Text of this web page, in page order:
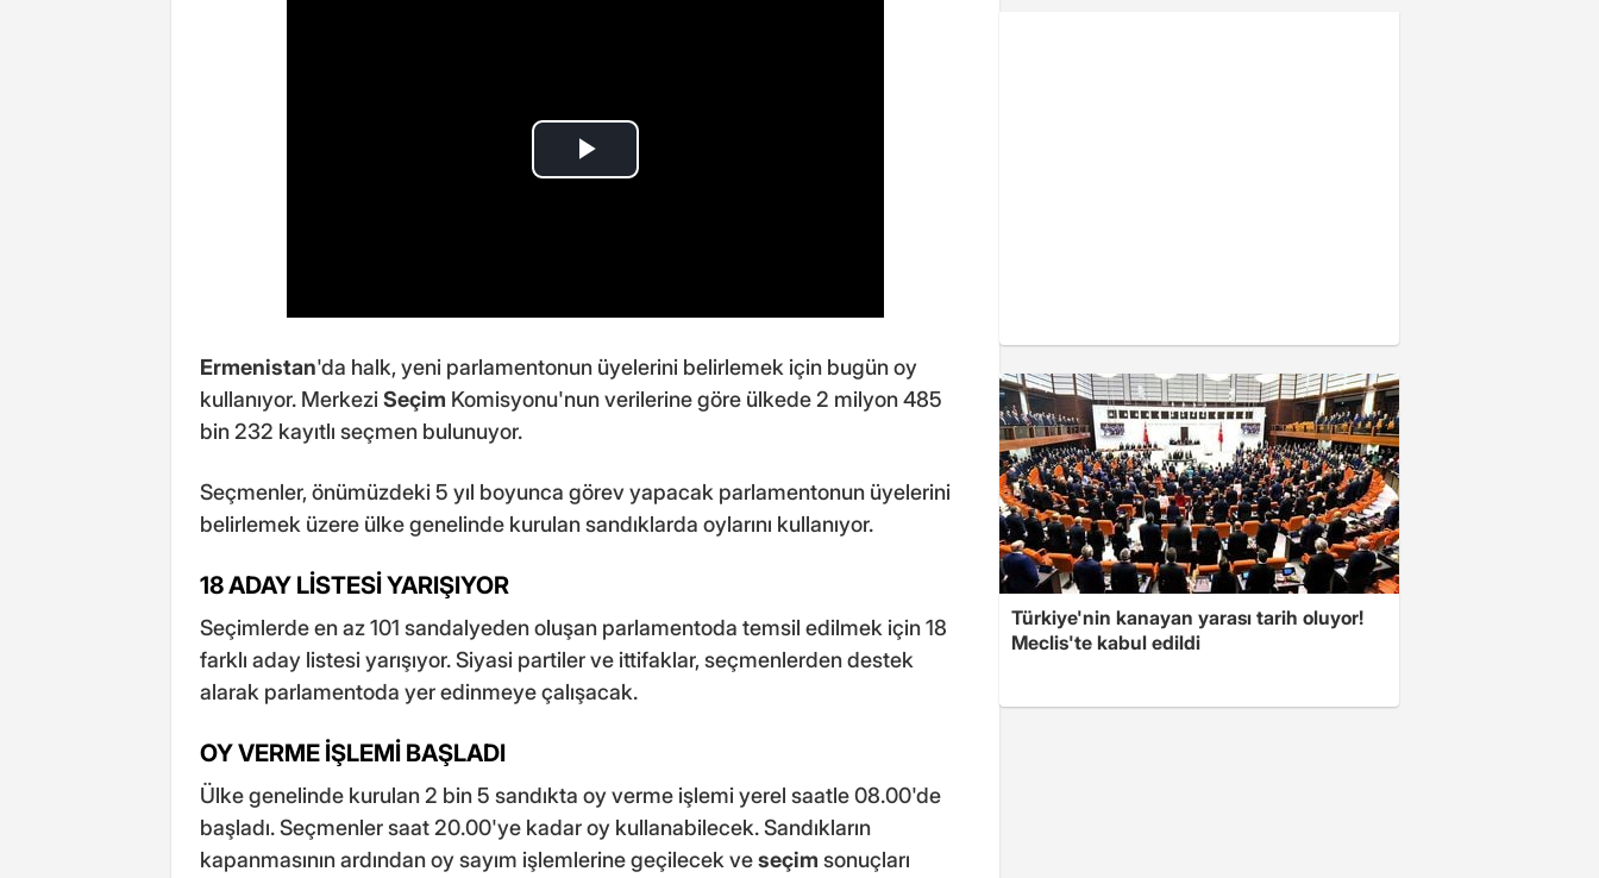
Ermenistan'da halk, yeni parlamentonun üyelerini belirlemek için bugün oy
kullanıyor. MerkeziSeçim Komisyonu'nun verilerine göre ülkede 2 milyon 485
bin 232 kayıtlı seçmen bulunuyor.
Seçmenler, önümüzdeki 5 yıl boyunca görev yapacak parlamentonun üyelerini
belirlemek üzere ülke genelinde kurulan sandıklarda oylarını kullanıyor.
18 ADAY LİSTESİ YARIŞIYOR
Seçimlerde en az 101 sandalyeden oluşan parlamentoda temsil edilmek için 18
farklı aday listesi yarışıyor. Siyasi partiler ve ittifaklar, seçmenlerden destek
alarak parlamentoda yer edinmeye çalışacak.
OY VERME İŞLEMİ BAŞLADI
Ülke genelinde kurulan 2 bin 5 sandıkta oy verme işlemi yerel saatle 08.00'de
başladı. Seçmenler saat 20.00'ye kadar oy kullanabilecek. Sandıkların
kapanmasının ardından oy sayım işlemlerine geçilecek veseçim sonuçları
Türkiye'nin kanayan yarası tarih oluyor!
Meclis'te kabul edildi